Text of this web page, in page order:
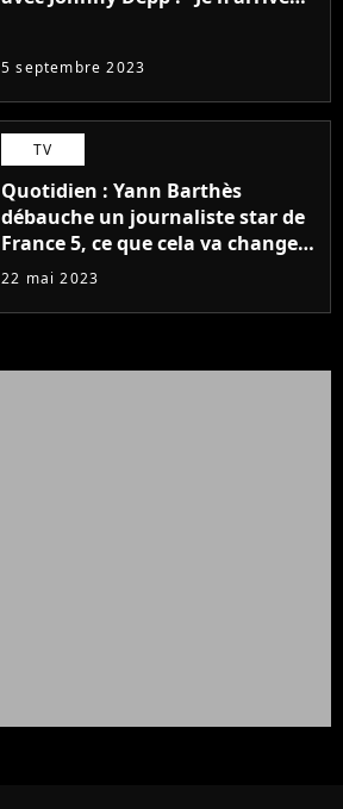
5 septembre 2023
TV
Quotidien : Yann Barthès
débauche un journaliste star de
France 5, ce que cela va changer
à la rentrée
22 mai 2023